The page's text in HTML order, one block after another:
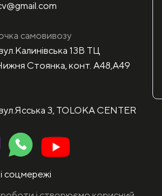
самовивозу
13В ТЦ
Стоянка, конт. А48,А49
3, TOLOKA CENTER
соцмережі